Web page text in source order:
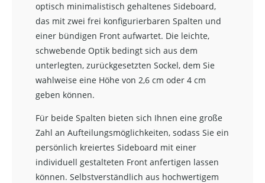
optisch minimalistisch gehaltenes Sideboard,
das mit zwei frei konfigurierbaren Spalten und
einer bündigen Front aufwartet. Die leichte,
schwebende Optik bedingt sich aus dem
unterlegten, zurückgesetzten Sockel, dem Sie
wahlweise eine Höhe von 2,6 cm oder 4 cm
geben können.
Für beide Spalten bieten sich Ihnen eine große
Zahl an Aufteilungsmöglichkeiten, sodass Sie ein
persönlich kreiertes Sideboard mit einer
individuell gestalteten Front anfertigen lassen
können. Selbstverständlich aus hochwertigem